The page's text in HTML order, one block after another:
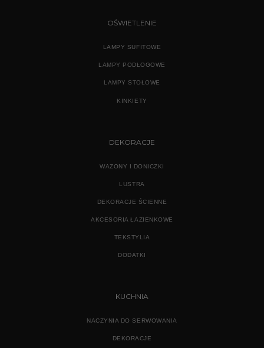
OŚWIETLENIE
LAMPY SUFITOWE
LAMPY PODŁOGOWE
LAMPY STOŁOWE
KINKIETY
DEKORACJE
WAZONY I DONICZKI
LUSTRA
DEKORACJE ŚCIENNE
AKCESORIA ŁAZIENKOWE
TEKSTYLIA
DODATKI
KUCHNIA
NACZYNIA DO SERWOWANIA
DEKORACJE